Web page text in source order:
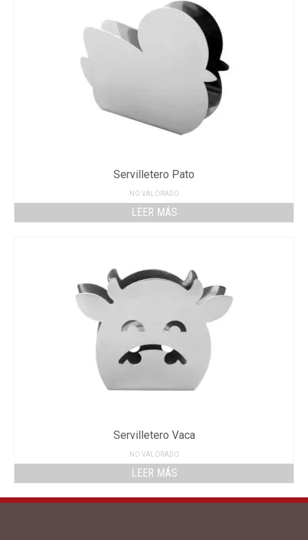
Servilletero Pato
NO VALORADO
LEER MÁS
Servilletero Vaca
NO VALORADO
LEER MÁS